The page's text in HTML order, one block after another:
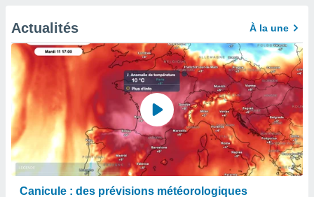
Actualités À la une
Canicule : des prévisions météorologiques